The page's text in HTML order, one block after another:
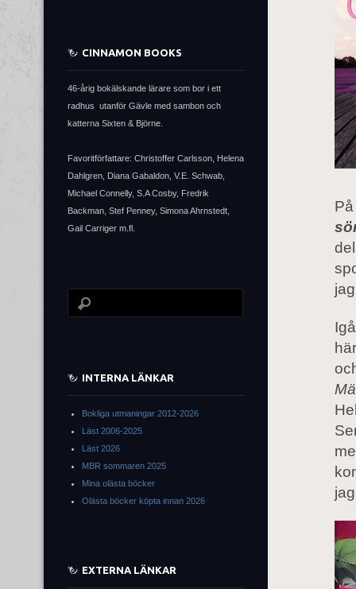
CINNAMON BOOKS
46-årig bokälskande lärare som bor i ett
radhus utanför Gävle med sambon och
katterna Sixten & Björne.
Favoritförfattare: Christoffer Carlsson, Helena
Dahlgren, Diana Gabaldon, V.E. Schwab,
Michael Connelly, S.A Cosby, Fredrik
Backman, Stef Penney, Simona Ahrnstedt,
Gail Carriger m.fl.
INTERNA LÄNKAR
Bokliga utmaningar 2012-2026
Läst 2006-2025
Läst 2026
MBR sommaren 2025
Mina olästa böcker
Olästa böcker köpta innan 2026
EXTERNA LÄNKAR